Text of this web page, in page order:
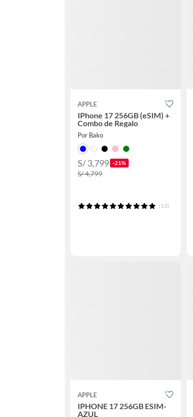
APPLE
IPhone 17 256GB (eSIM) +
Combo de Regalo
Por Bako
S/ 3,799 -21%
S/ 4,799
(13)
APPLE
IPHONE 17 256GB ESIM-
AZUL